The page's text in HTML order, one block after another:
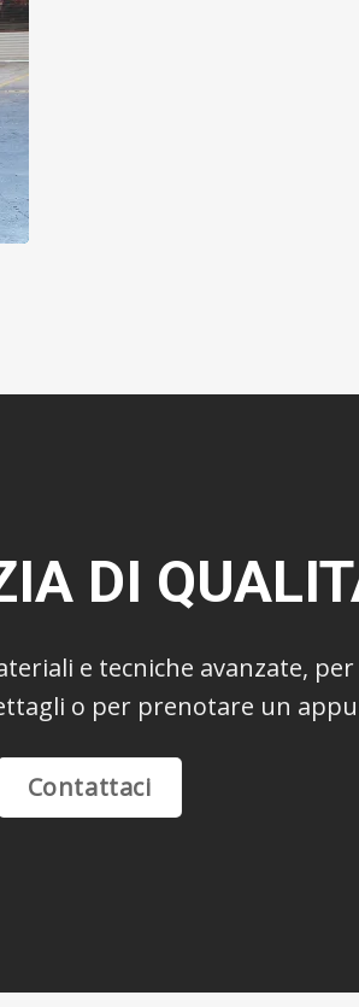
DI
e tecniche avanzate,
o per prenotare un
Contattaci